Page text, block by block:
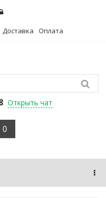
Доставка Оплата
Открыть чат
0